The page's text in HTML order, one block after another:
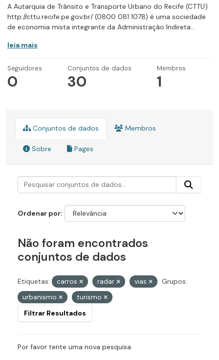
A Autarquia de Trânsito e Transporte Urbano do Recife (CTTU)
http://cttu.recife.pe.gov.br/ (0800 081 1078) é uma sociedade
de economia mista integrante da Administração Indireta...
leia mais
Seguidores
0
Conjuntos de dados
30
Membros
1
Conjuntos de dados Membros
Sobre Pages
Ordenar por
Não foram encontrados
conjuntos de dados
Etiquetas: carros radar vias
Grupos:
urbanismo
turismo
Filtrar Resultados
Por favor tente uma nova pesquisa.